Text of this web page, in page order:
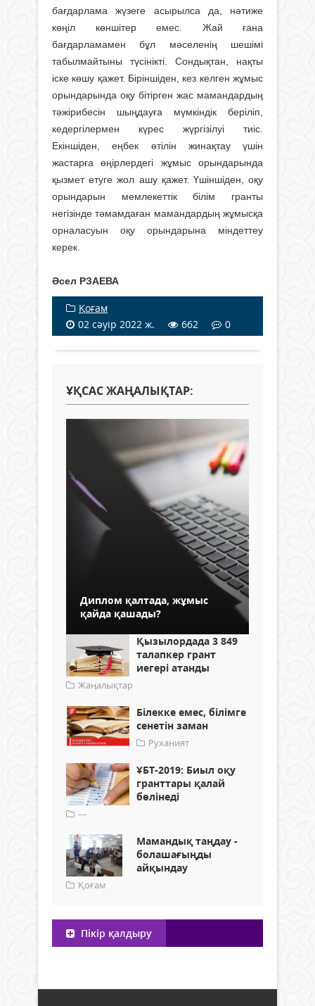
бағдарлама жүзеге асырылса да, нәтиже
көңіл көншітер емес. Жай ғана
бағдарламамен бұл мәселенің шешімі
табылмайтыны түсінікті. Сондықтан, нақты
іске кө­шу қажет. Біріншіден, кез келген жұ­мыс
орындарында оқу бітірген жас мамандардың
тәжірибесін шыңдауға мүмкіндік беріліп,
кедергілермен күрес жүргізілуі тиіс.
Екіншіден, еңбек өтілін жинақтау үшін
жастарға өңірлердегі жұмыс орындарында
қызмет етуге жол ашу қажет. Үшіншіден, оқу
орындарын мемлекеттік білім гранты
негізінде тәмамдаған мамандардың жұмысқа
орналасуын оқу орындарына міндеттеу
керек.
Әсел РЗАЕВА
Қоғам
02 сәуір 2022 ж.
662 0
ҰҚСАС ЖАҢАЛЫҚТАР:
Диплом қалтада, жұмыс
қайда қашады?
Қызылордада 3 849
талапкер грант
иегері атанды
Жаңалықтар
Білекке емес, білімге
сенетін заман
Руханият
ҰБТ-2019: Биыл оқу
гранттары қалай
бөлінеді
---
Мамандық таңдау -
болашағыңды
айқындау
Қоғам
Пікір қалдыру